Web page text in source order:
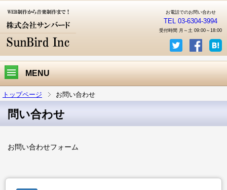
お電話でのお問い合わせ
TEL 03-6304-3994
受付時間 月～土 09:00～18:00
MENU
トップページ お問い合わせ
問い合わせ
お問い合わせフォーム